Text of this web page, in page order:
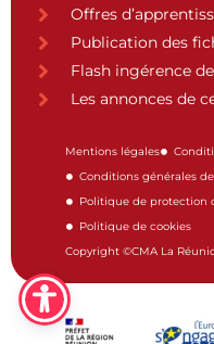
Offres
Publication des
Flash ingérence
Les annonces de
Mentions légales
Conditions générales
Politique de protection
Politique de cookies
Copyright ©CMA La